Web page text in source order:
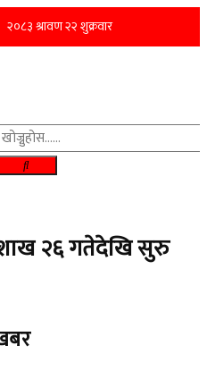
२६ गतेदेखि सुरु